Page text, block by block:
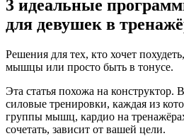
3 идеальные
для девушек в
Решения для тех, кто хочет
мышцы или просто быть в тонусе.
Эта статья похожа на конструктор.
силовые тренировки, каждая из
группы мышц, кардио на
сочетать, зависит от вашей цели.